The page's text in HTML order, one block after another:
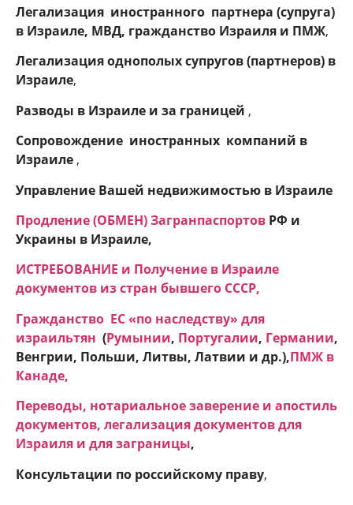
Легализация иностранного партнера (супруга)
в Израиле, МВД, гражданство Израиля и ПМЖ,
Легализация однополых супругов (партнеров) в
Израиле,
Разводы в Израиле и за границей ,
Сопровождение иностранных компаний в
Израиле ,
Управление Вашей недвижимостью в Израиле
Продление (ОБМЕН) Загранпаспортов РФ и
Украины в Израиле,
ИСТРЕБОВАНИЕ и Получение в Израиле
документов из стран бывшего СССР,
Гражданство ЕC «по наследству» для
израильтян (Румынии, Португалии, Германии,
Венгрии, Польши, Литвы, Латвии и др.),ПМЖ в
Канаде,
Переводы, нотариальное заверение и апостиль
документов, легализация документов для
Израиля и для заграницы,
Консультации по российскому праву,